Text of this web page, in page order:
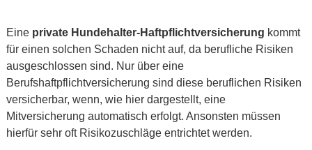
Eine private Hundehalter-Haftpflichtversicherung kommt
für einen solchen Schaden nicht auf, da berufliche Risiken
ausgeschlossen sind. Nur über eine
Berufshaftpflichtversicherung sind diese beruflichen Risiken
versicherbar, wenn, wie hier dargestellt, eine
Mitversicherung automatisch erfolgt. Ansonsten müssen
hierfür sehr oft Risikozuschläge entrichtet werden.